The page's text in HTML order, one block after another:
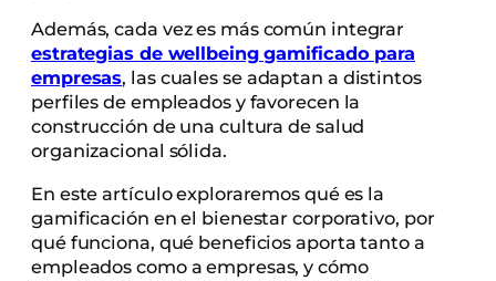
Además, cada vez es más común integrar
estrategias de wellbeing gamificado para
empresas, las cuales se adaptan a distintos
perfiles de empleados y favorecen la
construcción de una cultura de salud
organizacional sólida.
En este artículo exploraremos qué es la
gamificación en el bienestar corporativo, por
qué funciona, qué beneficios aporta tanto a
empleados como a empresas, y cómo